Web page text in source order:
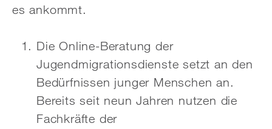
es ankommt.
Die Online-Beratung der
Jugendmigrationsdienste setzt an den
Bedürfnissen junger Menschen an.
Bereits seit neun Jahren nutzen die
Fachkräfte der